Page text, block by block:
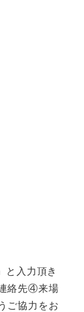
と入力頂き
絡先④来場
ご協力をお